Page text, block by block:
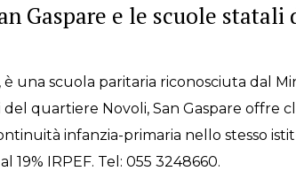
Gaspare e le scuole
una scuola paritaria riconosciuta dal
quartiere Novoli, San Gaspare offre
infanzia-primaria nello stesso
IRPEF. Tel: 055 3248660.